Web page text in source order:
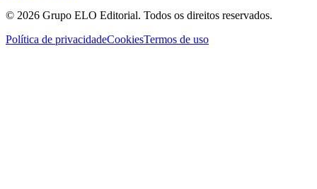
© 2026 Grupo ELO Editorial. Todos os direitos reservados.
Política de privacidadeCookiesTermos de uso